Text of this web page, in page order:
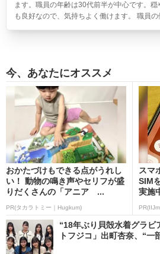
ます。職員の年齢は30代前半が中心です。
も良好なので、気持ちよく働けます。 職員
今、あなたにオススメ
おかたづけもできる点がうれし
い！ 動物の鳴き声やセリフが盛
りだくさんの「アニア ...
PR(タカラトミー｜Hugkum)
スマ
SIM
実施
“18年ぶり貝殻水着グラビ
トフジコ」出町杏奈、“一